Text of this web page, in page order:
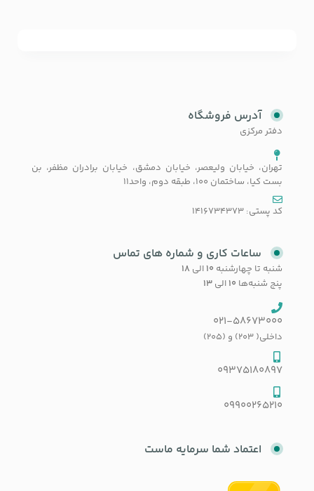
آدرس فروشگاه
دفتر مرکزی
تهران، خیابان ولیعصر، خیابان دمشق، خیابان برادران مظفر، بن
بست کیا، ساختمان 100، طبقه دوم، واحد11
کد پستی: 1416734373
ساعات کاری و شماره های تماس
شنبه تا چهارشنبه ۱۰ الی ۱۸
پنج شنبه‌ها ۱۰ الی ۱۳
021-58673000
داخلی( 203) و (205)
09375180897
09900265210
اعتماد شما سرمایه ماست